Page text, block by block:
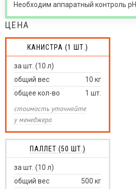
Необходим аппаратный контроль рН.
ЦЕНА
КАНИСТРА (1 ШТ.)
за шт. (10 л)
общий вес
10 кг
общее кол-во
1 шт.
стоимость уточняйте
у менеджера
ПАЛЛЕТ (50 ШТ.)
за шт. (10 л)
общий вес
500 кг